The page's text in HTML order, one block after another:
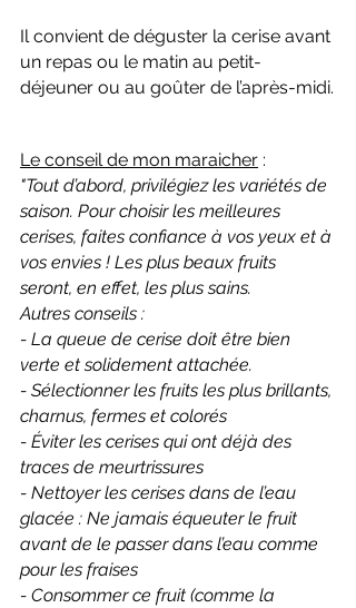
Il convient de déguster la cerise avant
un repas ou le matin au petit-
déjeuner ou au goûter de l’après-midi.
Le conseil de mon maraicher :
"Tout d’abord, privilégiez les variétés de
saison. Pour choisir les meilleures
cerises, faites confiance à vos yeux et à
vos envies ! Les plus beaux fruits
seront, en effet, les plus sains.
Autres conseils :
- La queue de cerise doit être bien
verte et solidement attachée.
- Sélectionner les fruits les plus brillants,
charnus, fermes et colorés
- Éviter les cerises qui ont déjà des
traces de meurtrissures
- Nettoyer les cerises dans de l’eau
glacée : Ne jamais équeuter le fruit
avant de le passer dans l’eau comme
pour les fraises
- Consommer ce fruit (comme la